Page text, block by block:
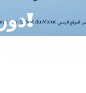
دوري أبطال أوروبا مستمر… والمسابقة مستمرة أيضًا!